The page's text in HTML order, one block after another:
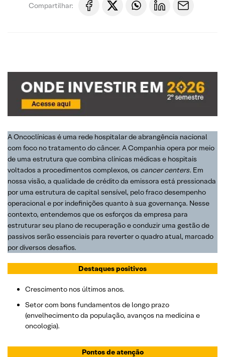
Compartilhar:
A Oncoclínicas é uma rede hospitalar de abrangência nacional
com foco no tratamento do câncer. A Companhia opera por meio
de uma estrutura que combina clínicas médicas e hospitais
voltados a procedimentos complexos, os cancer centers. Em
nossa visão, a qualidade de crédito da emissora está pressionada
por uma estrutura de capital sensível, pelo fraco desempenho
operacional e por indefinições quanto à sua governança. Nesse
contexto, entendemos que os esforços da empresa para
estruturar seu plano de recuperação e conduzir uma gestão de
passivos serão essenciais para reverter o quadro atual, marcado
por diversos desafios.
Destaques positivos
Crescimento nos últimos anos.
Setor com bons fundamentos de longo prazo
(envelhecimento da população, avanços na medicina e
oncologia).
Pontos de atenção